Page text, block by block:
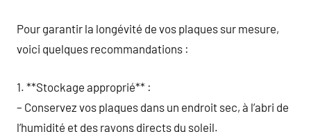
Pour garantir la longévité de vos plaques sur mesure,
voici quelques recommandations :
1. **Stockage approprié** :
– Conservez vos plaques dans un endroit sec, à l’abri de
l’humidité et des rayons directs du soleil.